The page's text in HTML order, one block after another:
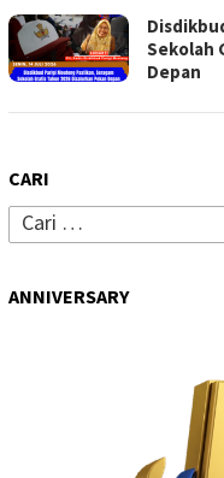
Sekolah
Depan
CARI
Cari
untuk:
ANNIVERSARY